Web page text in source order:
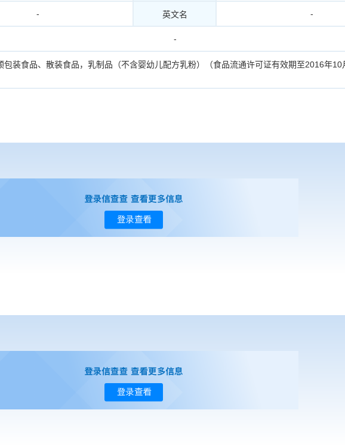
- 英文名 -
-
包装食品、散装食品，乳制品（不含婴幼儿配方乳粉）（食品流通许可证有效期至2016年10